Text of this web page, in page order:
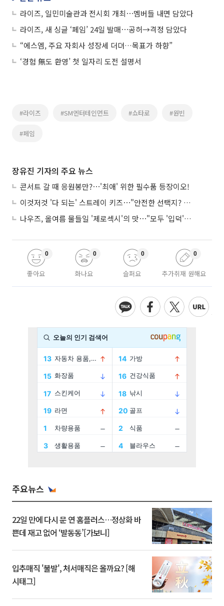
라이즈, 일민미술관과 전시회 개최⋯멤버들 내면 담았다
라이즈, 새 싱글 ‘페임’ 24일 발매⋯공허→격정 담았다
“에스엠, 주요 자회사 성장세 더뎌…목표가 하향”
‘경험 無도 환영’ 첫 일자리 도전 설명서
#라이즈 #SM엔터테인먼트 #쇼타로 #원빈
#페임
장유진 기자의 주요 뉴스
콘서트 갈 때 응원봉만?⋯'최애' 위한 필수품 등장이오!
이것저것 '다 되는' 스트레이 키즈⋯"안전한 선택지? 도전이 재밌죠"
나우즈, 올여름 물들일 '제로섹시'의 맛⋯"모두 '입덕'시킬 것"
좋아요
0
화나요
0
슬퍼요
0
추가취재 원해요
0
주요뉴스
22일 만에 다시 문 연 홈플러스…정상화 바
쁜데 재고 없어 ‘발동동’[가보니]
입추매직 '불발', 처서매직은 올까요? [해
시태그]